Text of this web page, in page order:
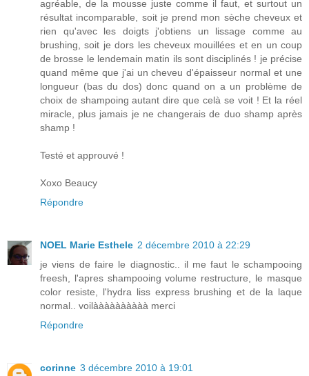
agréable, de la mousse juste comme il faut, et surtout un
résultat incomparable, soit je prend mon sèche cheveux et
rien qu'avec les doigts j'obtiens un lissage comme au
brushing, soit je dors les cheveux mouillées et en un coup
de brosse le lendemain matin ils sont disciplinés ! je précise
quand même que j'ai un cheveu d'épaisseur normal et une
longueur (bas du dos) donc quand on a un problème de
choix de shampoing autant dire que celà se voit ! Et la réel
miracle, plus jamais je ne changerais de duo shamp après
shamp !
Testé et approuvé !
Xoxo Beaucy
Répondre
NOEL Marie Esthele 2 décembre 2010 à 22:29
je viens de faire le diagnostic.. il me faut le schampooing
freesh, l'apres shampooing volume restructure, le masque
color resiste, l'hydra liss express brushing et de la laque
normal.. voilàààààààààà merci
Répondre
corinne 3 décembre 2010 à 19:01